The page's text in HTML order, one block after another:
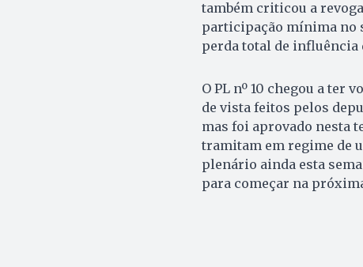
também criticou a
participação mínima no
perda total de influência
O PL nº 10 chegou a ter
de vista feitos pelos
mas foi aprovado nesta
tramitam em regime de
plenário ainda esta
para começar na